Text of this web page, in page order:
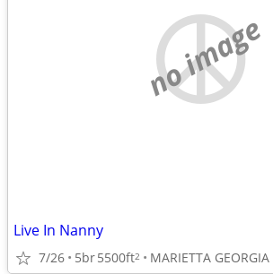
no image
Live In Nanny
7/26 5br5500ft2 MARIETTA GEORGIA